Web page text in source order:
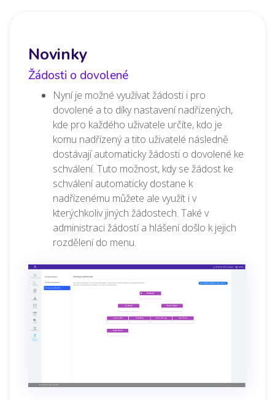
Novinky
Žádosti o dovolené
Nyní je možné využívat žádosti i pro
dovolené a to díky nastavení nadřízených,
kde pro každého uživatele určíte, kdo je
komu nadřízený a tito uživatelé následně
dostávají automaticky žádosti o dovolené ke
schválení. Tuto možnost, kdy se žádost ke
schválení automaticky dostane k
nadřízenému můžete ale využít i v
kterýchkoliv jiných žádostech. Také v
administraci žádostí a hlášení došlo k jejich
rozdělení do menu.